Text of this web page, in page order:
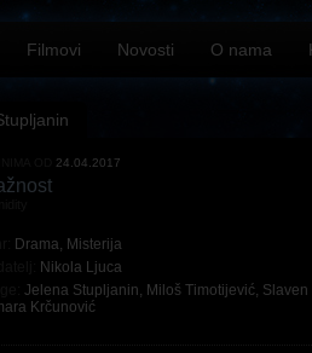
Filmovi Novosti O nama
24.04.2017
Drama, Misterija
Nikola Ljuca
Jelena Stupljanin, Miloš Timotijević,
Krčunović